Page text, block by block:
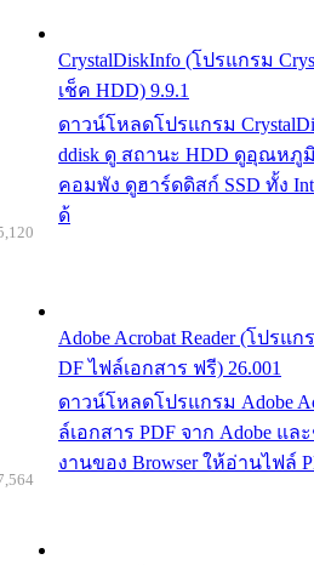
CrystalDiskInfo (โปรแกรม
เช็ค HDD) 9.9.1
ดาวน์โหลดโปรแกรม
ddisk ดู สถานะ HDD ดูอุณหภู
คอมพัง ดูฮาร์ดดิสก์ SSD ทั้ง
ด้
Adobe Acrobat Reader (โปรแ
DF ไฟล์เอกสาร ฟรี) 26.001
ดาวน์โหลดโปรแกรม Adobe
ล์เอกสาร PDF จาก Adobe แ
งานของ Browser ให้อ่านไฟล์